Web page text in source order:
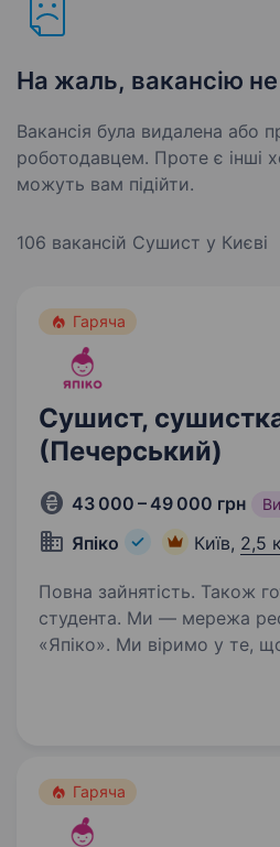
На жаль, вакансію
Вакансія була видалена або
роботодавцем. Проте є інші
можуть вам підійти.
106 вакансій Сушист у Києві
Гаряча
Сушист,
(Печерський)
43 000 – 49 000 грн
Япіко Київ, 2,5
Повна зайнятість. Також
студента. Ми — мережа ресторанів і доставки
«Япіко». Ми віримо у те,
ти любиш. Тож щоб разом
Гаряча